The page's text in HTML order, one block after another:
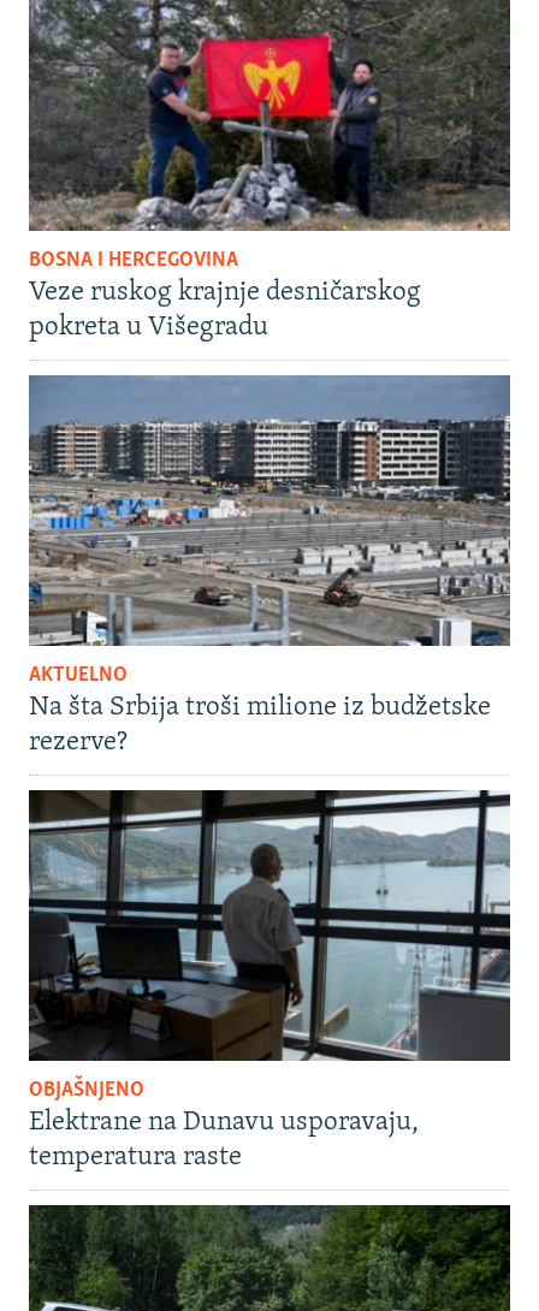
BOSNA I HERCEGOVINA
Veze ruskog krajnje desničarskog
pokreta u Višegradu
AKTUELNO
Na šta Srbija troši milione iz budžetske
rezerve?
OBJAŠNJENO
Elektrane na Dunavu usporavaju,
temperatura raste